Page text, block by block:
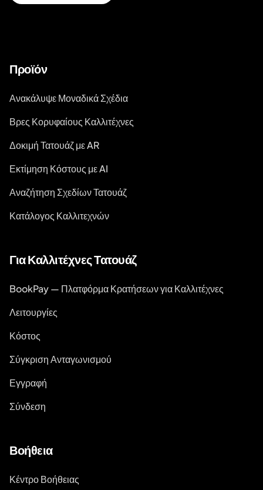
Προϊόν
Ανακάλυψε Μοναδικά Σχέδια
Βρες Κορυφαίους Καλλιτέχνες
Δοκιμή Τατουάζ με AR
Εκτίμηση Κόστους με AI
Αναζήτηση Σχεδίων Τατουάζ
Κατάλογος Καλλιτεχνών
Για Καλλιτέχνες Τατουάζ
BookPay — Πλατφόρμα Κρατήσεων για Καλλιτέχνες
Λειτουργίες
Κόστος
Σύγκριση Ανταγωνισμού
Εγγραφή
Σύνδεση
Βοήθεια
Κέντρο Βοήθειας